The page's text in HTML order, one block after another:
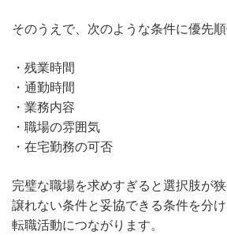
そのうえで、次のような条件に優先順
・残業時間
・通勤時間
・業務内容
・職場の雰囲気
・在宅勤務の可否
完璧な職場を求めすぎると選択肢が狭
譲れない条件と妥協できる条件を分
転職活動につながります。